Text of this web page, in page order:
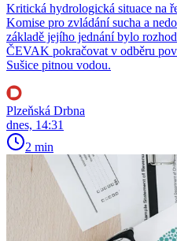
Kritická hydrologická situace na
Komise pro zvládání sucha a
základě jejího jednání bylo
ČEVAK pokračovat v odběru
Sušice pitnou vodou.
Plzeňská Drbna
dnes, 14:31
2 min